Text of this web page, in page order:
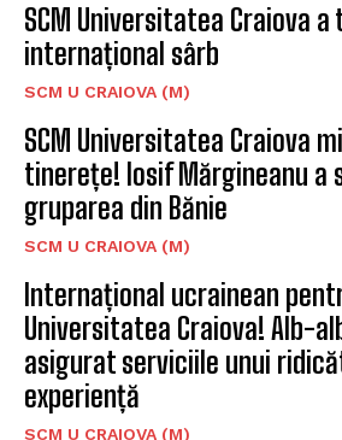
SCM Universitatea Craiova
internațional sârb
SCM U CRAIOVA (M)
SCM Universitatea Craiova
tinerețe! Iosif Mărgineanu a
gruparea din Bănie
SCM U CRAIOVA (M)
Internațional ucrainean
Universitatea Craiova! Alb-
asigurat serviciile unui
experiență
SCM U CRAIOVA (M)